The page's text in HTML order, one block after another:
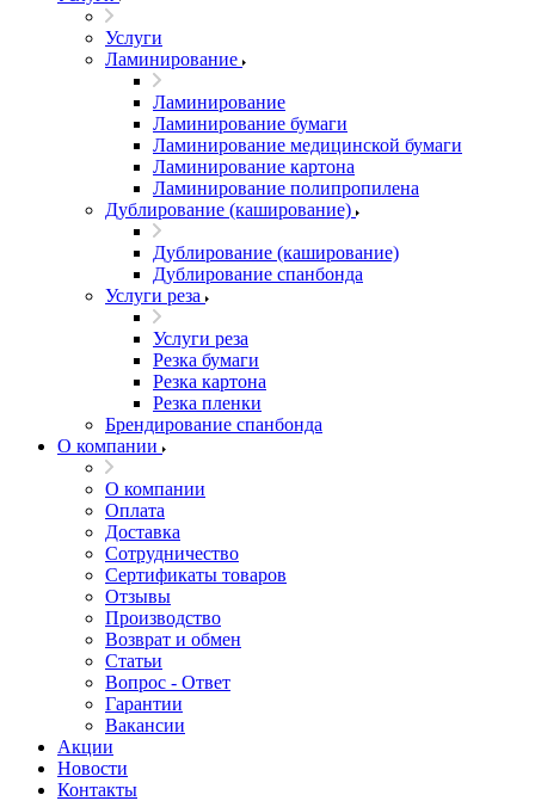
Услуги
Ламинирование
Ламинирование
Ламинирование бумаги
Ламинирование медицинской бумаги
Ламинирование картона
Ламинирование полипропилена
Дублирование (каширование)
Дублирование (каширование)
Дублирование спанбонда
Услуги реза
Услуги реза
Резка бумаги
Резка картона
Резка пленки
Брендирование спанбонда
О компании
О компании
Оплата
Доставка
Сотрудничество
Сертификаты товаров
Отзывы
Производство
Возврат и обмен
Статьи
Вопрос - Ответ
Гарантии
Вакансии
Акции
Новости
Контакты